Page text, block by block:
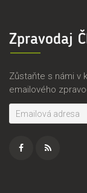
.
s
r
a
s
k
s
Zpravodaj
Zůstaňte s námi v
emailového